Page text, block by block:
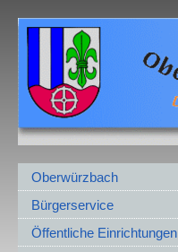
Oberwürzbach
Bürgerservice
Öffentliche Einrichtungen